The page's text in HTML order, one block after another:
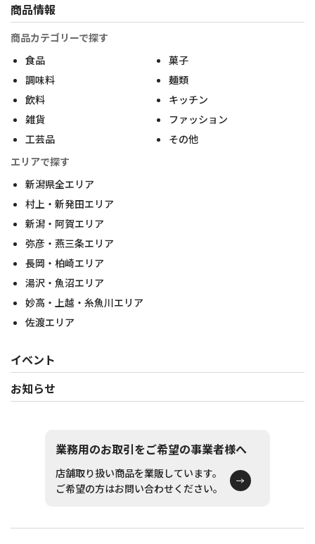
商品情報
商品カテゴリーで探す
食品
菓子
調味料
麺類
飲料
キッチン
雑貨
ファッション
工芸品
その他
エリアで探す
新潟県全エリア
村上・新発田エリア
新潟・阿賀エリア
弥彦・燕三条エリア
長岡・柏崎エリア
湯沢・魚沼エリア
妙高・上越・糸魚川エリア
佐渡エリア
イベント
お知らせ
業務用のお取引をご希望の事業者様へ
店舗取り扱い商品を業販しています。
ご希望の方はお問い合わせください。